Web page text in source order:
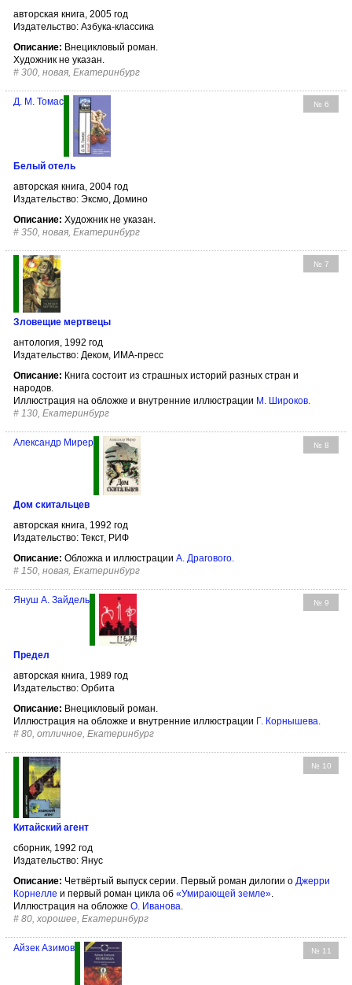
авторская книга, 2005 год
Издательство: Азбука-классика
Описание: Внецикловый роман.
Художник не указан.
# 300, новая, Екатеринбург
№ 6
Д. М. Томас
Белый отель
авторская книга, 2004 год
Издательство: Эксмо, Домино
Описание: Художник не указан.
# 350, новая, Екатеринбург
№ 7
Зловещие мертвецы
антология, 1992 год
Издательство: Деком, ИМА-пресс
Описание: Книга состоит из страшных историй разных стран и
народов.
Иллюстрация на обложке и внутренние иллюстрации М. Широков.
# 130, Екатеринбург
№ 8
Александр Мирер
Дом скитальцев
авторская книга, 1992 год
Издательство: Текст, РИФ
Описание: Обложка и иллюстрации А. Драгового
# 150, новая, Екатеринбург
№ 9
Януш А. Зайдель
Предел
авторская книга, 1989 год
Издательство: Орбита
Описание: Внецикловый роман.
Иллюстрация на обложке и внутренние иллюстрации Г. Корнышева.
# 80, отличное, Екатеринбург
№ 10
Китайский агент
сборник, 1992 год
Издательство: Янус
Описание: Четвёртый выпуск серии. Первый роман дилогии о Джерри
Корнелле и первый роман цикла об «Умирающей земле»
Иллюстрация на обложке О. Иванова
# 80, хорошее, Екатеринбург
№ 11
Айзек Азимов